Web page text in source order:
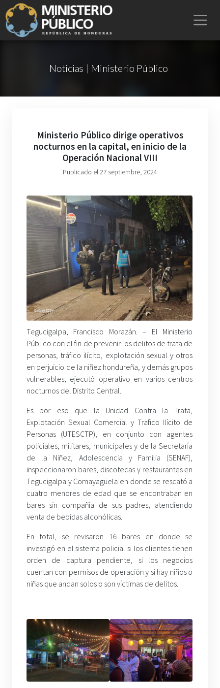
Noticias | Ministerio Público
Ministerio Público dirige operativos
nocturnos en la capital, en inicio de la
Operación Nacional VIII
Publicado el 27 septiembre, 2024
Tegucigalpa, Francisco Morazán. – El Ministerio
Público con el fin de prevenir los delitos de trata de
personas, tráfico ilícito, explotación sexual y otros
en perjuicio de la niñez hondureña, y demás grupos
vulnerables, ejecutó operativo en varios centros
nocturnos del Distrito Central.
Es por eso que la Unidad Contra la Trata,
Explotación Sexual Comercial y Trafico Ilícito de
Personas (UTESCTP), en conjunto con agentes
policiales, militares, municipales y de la Secretaría
de la Niñez, Adolescencia y Familia (SENAF),
inspeccionaron bares, discotecas y restaurantes en
Tegucigalpa y Comayagüela en donde se rescató a
cuatro menores de edad que se encontraban en
bares sin compañía de sus padres, atendiendo
venta de bebidas alcohólicas.
En total, se revisaron 16 bares en donde se
investigó en el sistema policial si los clientes tienen
orden de captura pendiente, si los negocios
cuentan con permisos de operación y si hay niños o
niñas que andan solos o son víctimas de delitos.